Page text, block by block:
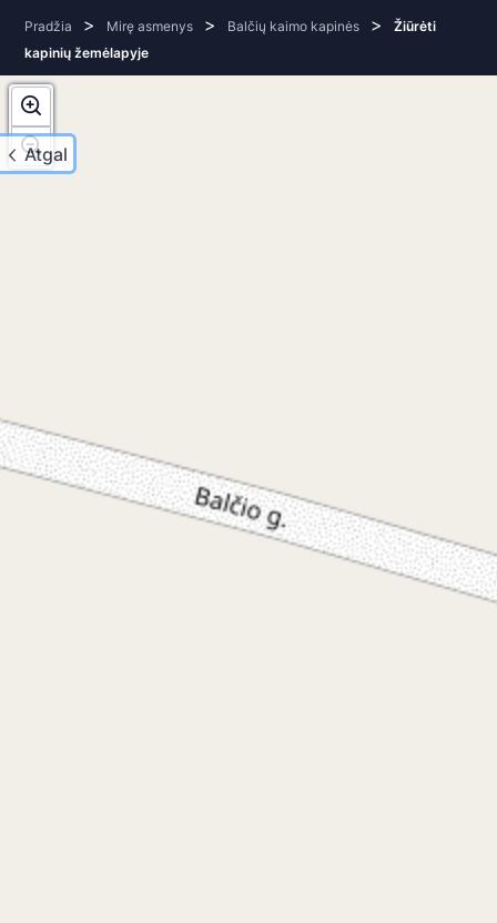
Atgal
Pradžia > Mirę asmenys > Balčių kaimo kapinės >
Žiūrėti
kapinių žemėlapyje